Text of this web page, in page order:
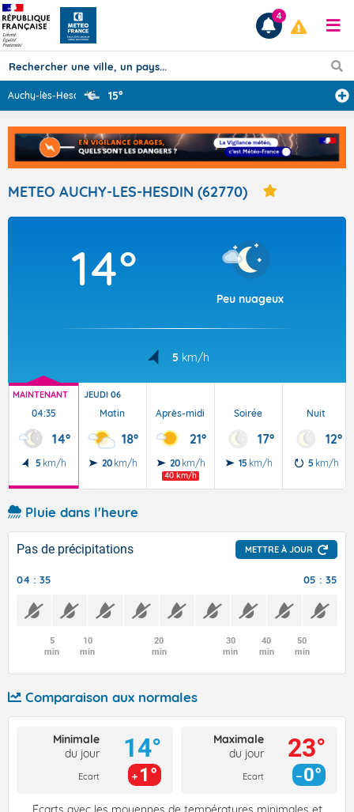
Prévisions
TOUS LES RÉSULTATS
Articles
4
Auchy-lès-Hesdi ... 15°
METEO AUCHY-LES-HESDIN (62770)
14°
Peu nuageux
5 km/h
MAINTENANT
04:35
14°
5 km/h
JEUDI 06
Matin
18°
20 km/h
Après-midi
21°
20 km/h
40 km/h
Soirée
17°
15 km/h
Nuit
12°
5 km/h
Pluie dans l'heure
Pas de précipitations METTRE À JOUR
04 : 35 05 : 35
5
min
10
min
20
min
30
min
40
min
50
min
Comparaison aux normales
Minimale
du jour
Ecart
14°
1°
Maximale
du jour
Ecart
23°
0°